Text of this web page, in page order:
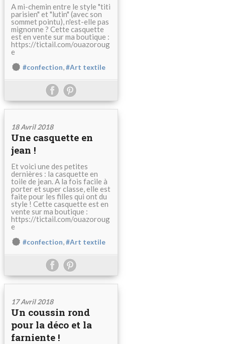
A mi-chemin entre le style "titi
parisien" et "lutin" (avec son
sommet pointu), n'est-elle pas
mignonne ? Cette casquette
est en vente sur ma boutique :
https://tictail.com/ouazoroug
e
#confection,#Art textile
18 Avril 2018
Une casquette en
jean !
Et voici une des petites
dernières : la casquette en
toile de jean. A la fois facile à
porter et super classe, elle est
faite pour les filles qui ont du
style ! Cette casquette est en
vente sur ma boutique :
https://tictail.com/ouazoroug
e
#confection,#Art textile
17 Avril 2018
Un coussin rond
pour la déco et la
farniente !